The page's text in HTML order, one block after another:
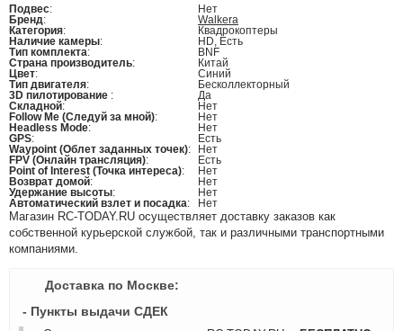
Подвес:
Нет
Бренд:
Walkera
Категория:
Квадрокоптеры
Наличие камеры:
HD, Есть
Тип комплекта:
BNF
Страна производитель:
Китай
Цвет:
Синий
Тип двигателя:
Бесколлекторный
3D пилотирование :
Да
Складной:
Нет
Follow Me (Следуй за мной):
Нет
Headless Mode:
Нет
GPS:
Есть
Waypoint (Облет заданных точек):
Нет
FPV (Онлайн трансляция):
Есть
Point of Interest (Точка интереса):
Нет
Возврат домой:
Нет
Удержание высоты:
Нет
Автоматический взлет и посадка: Нет
Магазин RC-TODAY.RU осуществляет доставку заказов как
собственной курьерской службой, так и различными транспортными
компаниями.
Доставка по Москве:
- Пункты выдачи СДЕК